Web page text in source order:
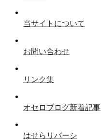
当サイトについて
お問い合わせ
リンク集
オセロブログ新着記事
はせらリバーシ